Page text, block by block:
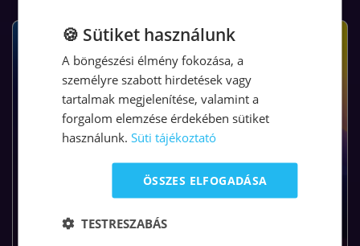
🍪 Sütiket használunk
A böngészési élmény fokozása, a
személyre szabott hirdetések vagy
tartalmak megjelenítése, valamint a
forgalom elemzése érdekében sütiket
használunk. Süti tájékoztató
ÖSSZES ELFOGADÁSA
TESTRESZABÁS